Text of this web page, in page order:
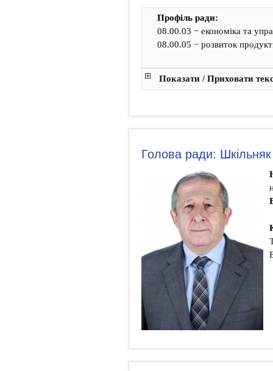
Профіль ради:
08.00.03 − економіка та
08.00.05 − розвиток
Показати / Приховати
Голова ради: